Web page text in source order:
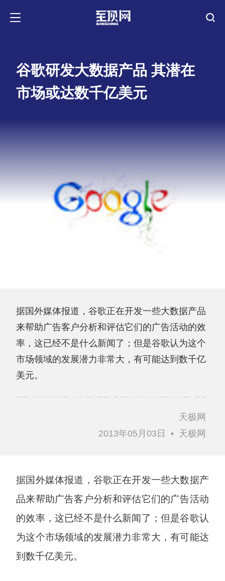
谷歌研发大数据产品 其潜在
市场或达数千亿美元
据国外媒体报道，谷歌正在开发一些大数据产品
来帮助广告客户分析和评估它们的广告活动的效
率，这已经不是什么新闻了；但是谷歌认为这个
市场领域的发展潜力非常大，有可能达到数千亿
美元。
天极网
2013年05月03日
• 天极网
据国外媒体报道，谷歌正在开发一些大数据产
品来帮助广告客户分析和评估它们的广告活动
的效率，这已经不是什么新闻了；但是谷歌认
为这个市场领域的发展潜力非常大，有可能达
到数千亿美元。